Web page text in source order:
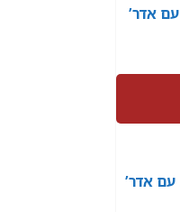
אדריכלים פורצי דרך במאה ה-20 עם אדר’
גיבורי האדריכלות של המאה ה-21 עם אדר’